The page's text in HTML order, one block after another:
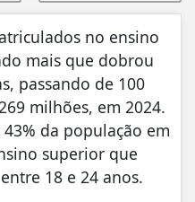
no ensino
mais que dobrou
passando de 100
milhões, em 2024.
da população em
superior que
18 e 24 anos.